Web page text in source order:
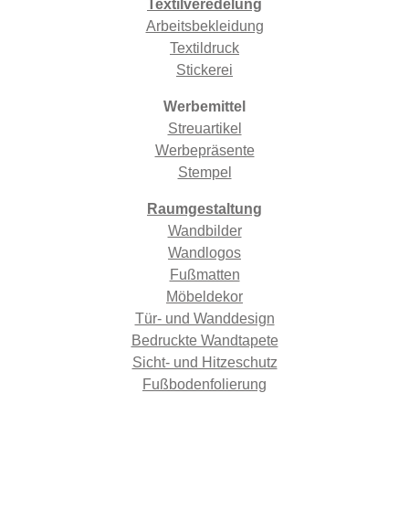
Textilveredelung
Arbeitsbekleidung
Textildruck
Stickerei
Werbemittel
Streuartikel
Werbepräsente
Stempel
Raumgestaltung
Wandbilder
Wandlogos
Fußmatten
Möbeldekor
Tür- und Wanddesign
Bedruckte Wandtapete
Sicht- und Hitzeschutz
Fußbodenfolierung